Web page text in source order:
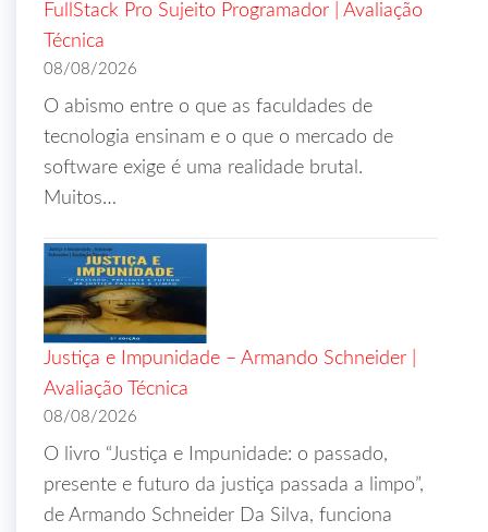
FullStack Pro Sujeito Programador | Avaliação
Técnica
08/08/2026
O abismo entre o que as faculdades de
tecnologia ensinam e o que o mercado de
software exige é uma realidade brutal.
Muitos…
Justiça e Impunidade – Armando Schneider |
Avaliação Técnica
08/08/2026
O livro “Justiça e Impunidade: o passado,
presente e futuro da justiça passada a limpo”,
de Armando Schneider Da Silva, funciona